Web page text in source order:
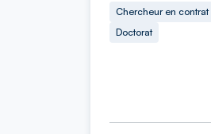
Chercheur en contrat
Doctorat